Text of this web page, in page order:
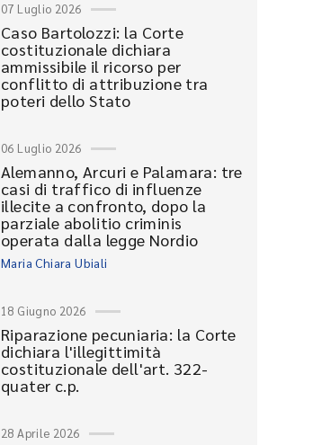
07 Luglio 2026
Caso Bartolozzi: la Corte
costituzionale dichiara
ammissibile il ricorso per
conflitto di attribuzione tra
poteri dello Stato
06 Luglio 2026
Alemanno, Arcuri e Palamara: tre
casi di traffico di influenze
illecite a confronto, dopo la
parziale abolitio criminis
operata dalla legge Nordio
Maria Chiara Ubiali
18 Giugno 2026
Riparazione pecuniaria: la Corte
dichiara l'illegittimità
costituzionale dell'art. 322-
quater c.p.
28 Aprile 2026